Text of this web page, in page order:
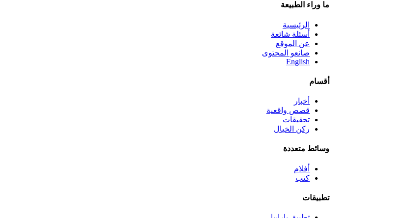
ما وراء الطبيعة
الرئيسية
أسئلة شائعة
عن الموقع
صانعو المحتوى
English
أقسام
أخبار
قصص واقعية
تحقيقات
ركن الخيال
وسائط متعددة
أفلام
كتب
تطبيقات